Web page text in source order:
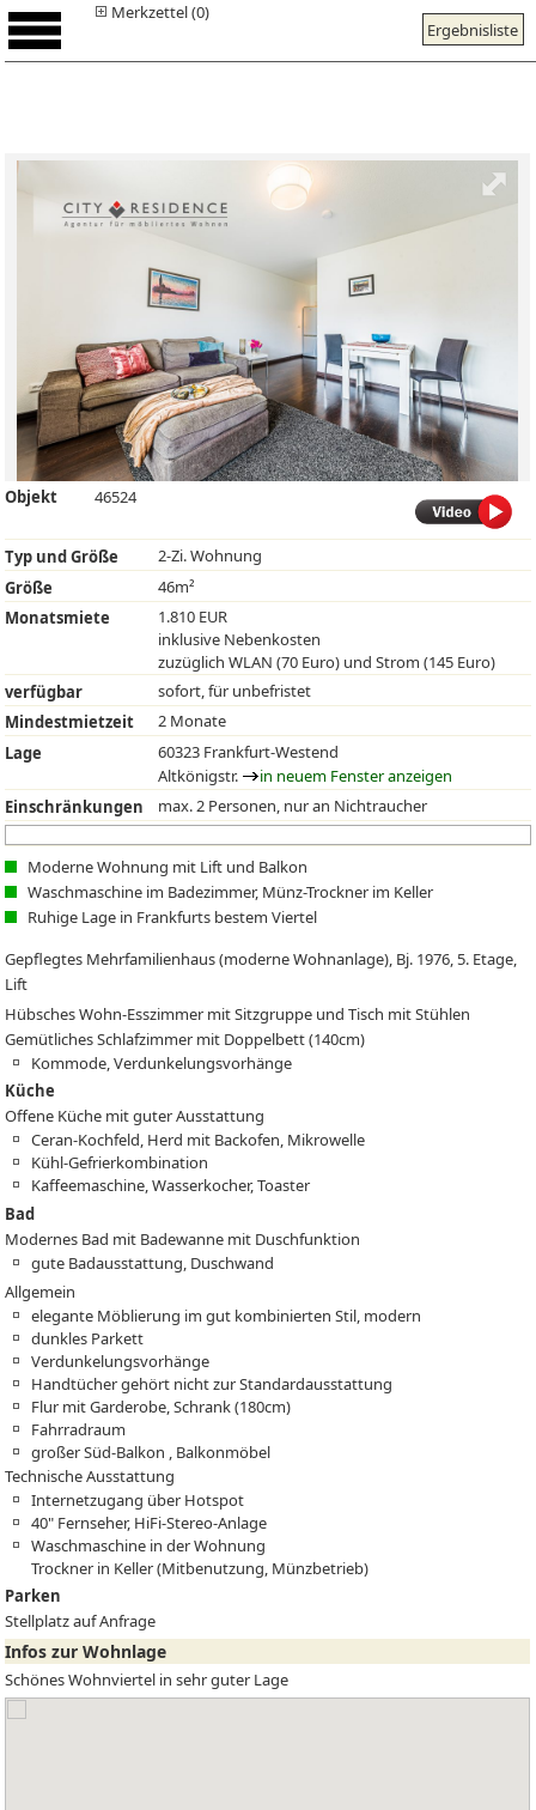
Ergebnisliste
Merkzettel (0)
Objekt 46524
Typ und Größe
2-Zi. Wohnung
Größe
46m²
Monatsmiete
1.810 EUR
inklusive Nebenkosten
zuzüglich WLAN (70 Euro) und Strom (145 Euro)
verfügbar
sofort, für unbefristet
Mindestmietzeit
2 Monate
Lage
60323 Frankfurt-Westend
Altkönigstr.
in neuem Fenster anzeigen
Einschränkungen
max. 2 Personen, nur an Nichtraucher
Moderne Wohnung mit Lift und Balkon
Waschmaschine im Badezimmer, Münz-Trockner im Keller
Ruhige Lage in Frankfurts bestem Viertel
Gepflegtes Mehrfamilienhaus (moderne Wohnanlage), Bj. 1976, 5. Etage,
Lift
Hübsches Wohn-Esszimmer mit Sitzgruppe und Tisch mit Stühlen
Gemütliches Schlafzimmer mit Doppelbett (140cm)
Kommode, Verdunkelungsvorhänge
Küche
Offene Küche mit guter Ausstattung
Ceran-Kochfeld, Herd mit Backofen, Mikrowelle
Kühl-Gefrierkombination
Kaffeemaschine, Wasserkocher, Toaster
Bad
Modernes Bad mit Badewanne mit Duschfunktion
gute Badausstattung, Duschwand
Allgemein
elegante Möblierung im gut kombinierten Stil, modern
dunkles Parkett
Verdunkelungsvorhänge
Handtücher gehört nicht zur Standardausstattung
Flur mit Garderobe, Schrank (180cm)
Fahrradraum
großer Süd-Balkon , Balkonmöbel
Technische Ausstattung
Internetzugang über Hotspot
40" Fernseher, HiFi-Stereo-Anlage
Waschmaschine in der Wohnung
Trockner in Keller (Mitbenutzung, Münzbetrieb)
Parken
Stellplatz auf Anfrage
Infos zur Wohnlage
Schönes Wohnviertel in sehr guter Lage